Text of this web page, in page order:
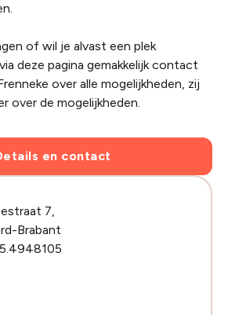
of wil je alvast een plek
deze pagina gemakkelijk contact
over alle mogelijkheden, zij
over de mogelijkheden.
en contact
7,
Brabant